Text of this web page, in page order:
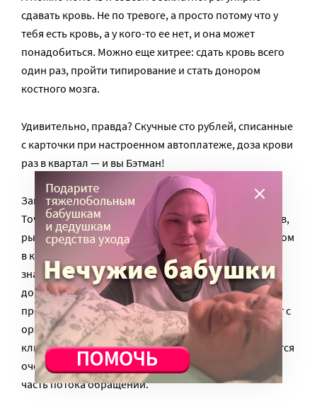
сдавать кровь. Не по тревоге, а просто потому что у
тебя есть кровь, а у кого-то ее нет, и она может
понадобиться. Можно еще хитрее: сдать кровь всего
один раз, пройти типирование и стать донором
костного мозга.
Удивительно, правда? Скучные сто рублей, списанные
с карточки при настроенном автоплатеже, доза крови
раз в квартал — и вы Бэтман!
Западное волонтерство намного старше нашего.
Точно так же, как и наше, оно начиналось с подвигов,
рывков, непомерных усилий. Сейчас быть волонтером
в какой-то организации — это рутина. Одна моя
знакомая пожилая немка вот уже много лет ходит в
дом престарелых по соседству и, будучи
профессиональным бухгалтером, немного помогает с
организацией бумаг. В цюрихской университетской
клинике есть дни, когда в регистратуру выстраивается
очередь. Тогда регистратор-волонтер берет на себя
часть потока обращений.